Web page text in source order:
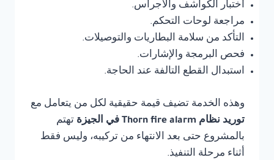
اختبار الكواشف والأجراس.
مراجعة لوحات التحكم.
التأكد من سلامة البطاريات والتوصيلات.
فحص البرمجة والإشارات.
استبدال القطع التالفة عند الحاجة.
وهذه الخدمة تضيف قيمة حقيقية لكل من يتعامل مع
توريد نظام Thorn fire alarm في الجيزة
تهتم
بالمشروع حتى بعد الانتهاء من تركيبه، وليس فقط
أثناء مرحلة التنفيذ.